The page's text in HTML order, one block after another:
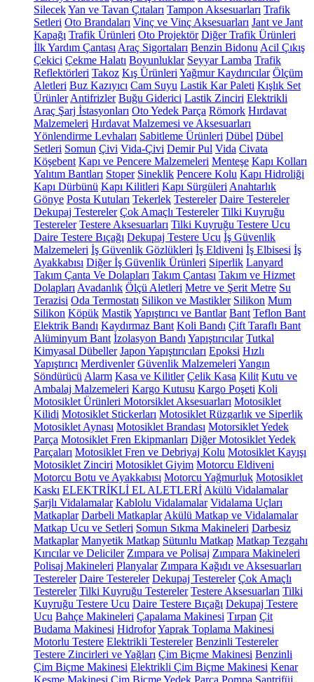
SilecekYan ve Tavan Çıtaları Tampon Aksesuarları Trafik
Setleri Oto Brandaları Vinç ve Vinç Aksesuarları Jant ve Jant
Kapağı Trafik Ürünleri Oto Projektör Diğer Trafik Ürünleri
İlk Yardım Çantası Araç Sigortaları Benzin Bidonu Acil Çıkış
Çekici Çekme Halatı Boyunluklar Seyyar Lamba Trafik
Reflektörleri Takoz Kış Ürünleri Yağmur Kaydırıcılar Ölçüm
Aletleri Buz Kazıyıcı Cam Suyu Lastik Kar Paleti Kışlık Set
Ürünler Antifrizler Buğu Giderici Lastik Zinciri Elektrikli
Araç Şarj İstasyonları Oto Yedek Parça Römork Hırdavat
Malzemeleri Hırdavat Malzemesi ve Aksesuarları
Yönlendirme Levhaları Sabitleme Ürünleri Dübel Dübel
Setleri Somun Çivi Vida-Çivi Demir Pul Vida Civata
Köşebent Kapı ve Pencere Malzemeleri Menteşe Kapı Kolları
Yalıtım Bantları Stoper Sineklik Pencere Kolu Kapı Hidroliği
Kapı Dürbünü Kapı Kilitleri Kapı Sürgüleri Anahtarlık
Gönye Posta Kutuları Tekerlek Testereler Daire Testereler
Dekupaj Testereler Çok Amaçlı Testereler Tilki Kuyruğu
Testereler Testere Aksesuarları Tilki Kuyruğu Testere Ucu
Daire Testere Bıçağı Dekupaj Testere Ucu İş Güvenlik
Malzemeleri İş Güvenlik Gözlükleri İş Eldiveni İş Elbisesi İş
Ayakkabısı Diğer İş Güvenlik Ürünleri Siperlik Lanyard
Takım Çanta Ve Dolapları Takım Çantası Takım ve Hizmet
Dolapları Avadanlık Ölçü Aletleri Metre ve Şerit Metre Su
Terazisi Oda Termostatı Silikon ve Mastikler Silikon Mum
Silikon Köpük MastikYapıştırıcı ve Bantlar Bant Teflon Bant
Elektrik Bandı Kaydırmaz Bant Koli Bandı Çift Taraflı Bant
Alüminyum Bant İzolasyon Bandı Yapıştırıcılar Tutkal
Kimyasal Dübeller Japon Yapıştırıcıları Epoksi Hızlı
Yapıştırıcı Merdivenler Güvenlik Malzemeleri Yangın
Söndürücü Alarm Kasa ve Kilitler Çelik Kasa Kilit Kutu ve
Ambalaj Malzemeleri Kargo Kutusu Kargo Poşeti Koli
Motosiklet Ürünleri Motorsiklet Aksesuarları Motosiklet
Kilidi Motosiklet Stickerları Motosiklet Rüzgarlık ve Siperlik
Motosiklet Aynası Motosiklet Brandası Motorsiklet Yedek
Parça Motosiklet Fren Ekipmanları Diğer Motosiklet Yedek
Parçaları Motosiklet Fren ve Debriyaj Kolu Motosiklet Kayışı
Motosiklet Zinciri Motosiklet Giyim Motorcu Eldiveni
Motorcu Botu ve Ayakkabısı Motorcu Yağmurluk Motosiklet
Kaskı ELEKTRİKLİ EL ALETLERİ Akülü Vidalamalar
Şarjlı Vidalamalar Kablolu Vidalamalar Vidalama Uçları
Matkaplar Darbeli Matkaplar Akülü Matkap ve Vidalamalar
Matkap Ucu ve Setleri Somun Sıkma Makineleri Darbesiz
Matkaplar Manyetik Matkap Sütunlu Matkap Matkap Tezgahı
Kırıcılar ve Deliciler Zımpara ve Polisaj Zımpara Makineleri
Polisaj Makineleri Planyalar Zımpara Kağıdı ve Aksesuarları
Testereler Daire Testereler Dekupaj Testereler Çok Amaçlı
Testereler Tilki Kuyruğu Testereler Testere Aksesuarları Tilki
Kuyruğu Testere Ucu Daire Testere Bıçağı Dekupaj Testere
Ucu Bahçe Makineleri Çapalama Makinesi Tırpan Çit
Budama Makinesi HidroforYaprak Toplama Makinesi
Motorlu Testere Elektrikli Testereler Benzinli Testereler
Testere Zincirleri ve Yağları Çim Biçme Makinesi Benzinli
Çim Biçme Makinesi Elektrikli Çim Biçme Makinesi Kenar
Kesme Makinesi Çim Biçme Yedek Parça Pompa Santrifüj